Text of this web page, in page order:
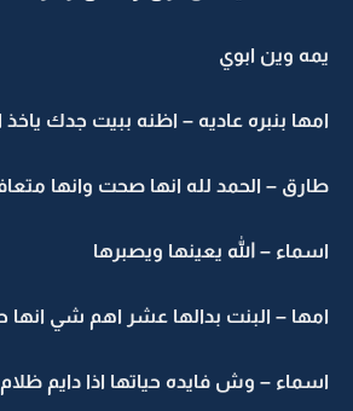
يمه وين ابوي
امها بنبره عاديه – اظنه ببيت جدك ياخذ
طارق – الحمد لله انها صحت وانها
اسماء – الله يعينها ويصبرها
امها – البنت بدالها عشر اهم شي انها
اسماء – وش فايده حياتها اذا دايم ظلام